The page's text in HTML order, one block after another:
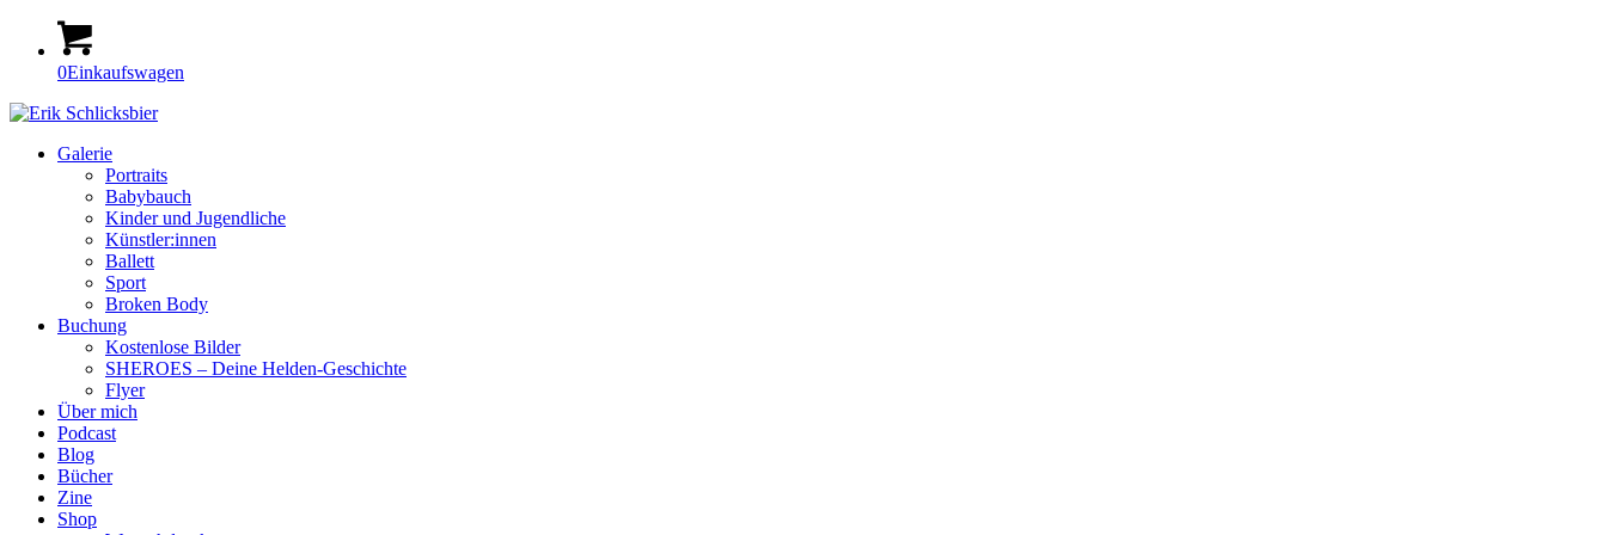
0Einkaufswagen
Galerie
Portraits
Babybauch
Kinder und Jugendliche
Künstler:innen
Ballett
Sport
Broken Body
Buchung
Kostenlose Bilder
SHEROES – Deine Helden-Geschichte
Flyer
Über mich
Podcast
Blog
Bücher
Zine
Shop